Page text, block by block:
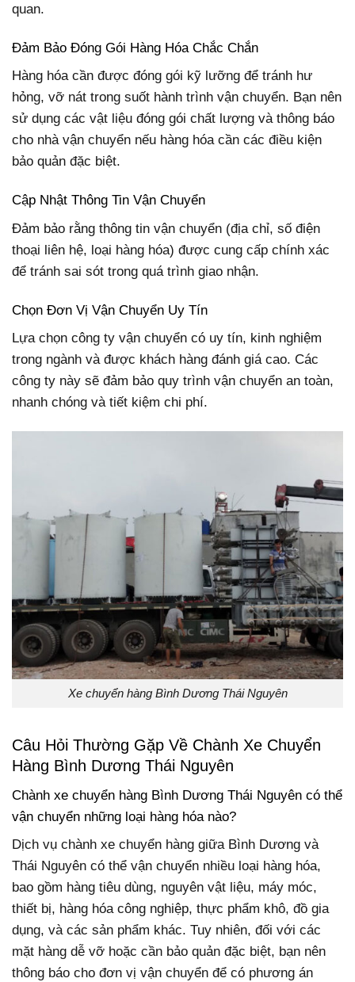
quan.
Đảm Bảo Đóng Gói Hàng Hóa Chắc Chắn
Hàng hóa cần được đóng gói kỹ lưỡng để tránh hư
hỏng, vỡ nát trong suốt hành trình vận chuyển. Bạn nên
sử dụng các vật liệu đóng gói chất lượng và thông báo
cho nhà vận chuyển nếu hàng hóa cần các điều kiện
bảo quản đặc biệt.
Cập Nhật Thông Tin Vận Chuyển
Đảm bảo rằng thông tin vận chuyển (địa chỉ, số điện
thoại liên hệ, loại hàng hóa) được cung cấp chính xác
để tránh sai sót trong quá trình giao nhận.
Chọn Đơn Vị Vận Chuyển Uy Tín
Lựa chọn công ty vận chuyển có uy tín, kinh nghiệm
trong ngành và được khách hàng đánh giá cao. Các
công ty này sẽ đảm bảo quy trình vận chuyển an toàn,
nhanh chóng và tiết kiệm chi phí.
Xe chuyển hàng Bình Dương Thái Nguyên
Câu Hỏi Thường Gặp Về Chành Xe Chuyển
Hàng Bình Dương Thái Nguyên
Chành xe chuyển hàng Bình Dương Thái Nguyên có thể
vận chuyển những loại hàng hóa nào?
Dịch vụ chành xe chuyển hàng giữa Bình Dương và
Thái Nguyên có thể vận chuyển nhiều loại hàng hóa,
bao gồm hàng tiêu dùng, nguyên vật liệu, máy móc,
thiết bị, hàng hóa công nghiệp, thực phẩm khô, đồ gia
dụng, và các sản phẩm khác. Tuy nhiên, đối với các
mặt hàng dễ vỡ hoặc cần bảo quản đặc biệt, bạn nên
thông báo cho đơn vị vận chuyển để có phương án